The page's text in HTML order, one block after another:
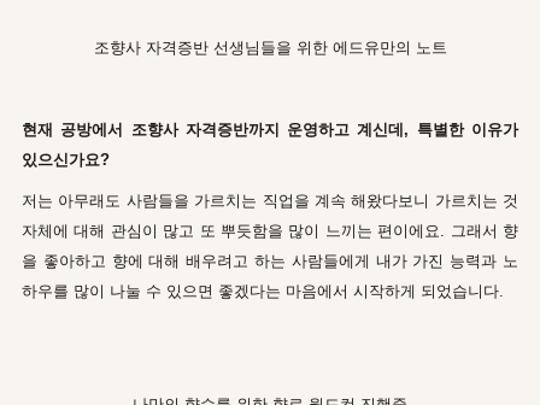
조향사 자격증반 선생님들을 위한 에드유만의 노트
현재 공방에서 조향사 자격증반까지 운영하고 계신데, 특별한 이유가
있으신가요?
저는 아무래도 사람들을 가르치는 직업을 계속 해왔다보니 가르치는 것
자체에 대해 관심이 많고 또 뿌듯함을 많이 느끼는 편이에요. 그래서 향
을 좋아하고 향에 대해 배우려고 하는 사람들에게 내가 가진 능력과 노
하우를 많이 나눌 수 있으면 좋겠다는 마음에서 시작하게 되었습니다.